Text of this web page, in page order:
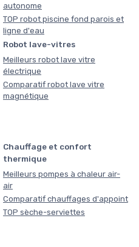
autonome
TOP robot piscine fond parois et
ligne d'eau
Robot lave-vitres
Meilleurs robot lave vitre
électrique
Comparatif robot lave vitre
magnétique
Chauffage et confort
thermique
Meilleurs pompes à chaleur air-
air
Comparatif chauffages d'appoint
TOP sèche-serviettes